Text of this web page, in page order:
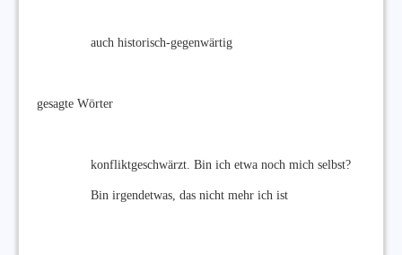
auch historisch-gegenwärtig
gesagte Wörter
konfliktgeschwärzt. Bin ich etwa noch mich selbst?
Bin irgendetwas, das nicht mehr ich ist